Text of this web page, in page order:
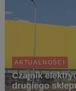
AKTUALNOŚCI
Czajnik
drugiego